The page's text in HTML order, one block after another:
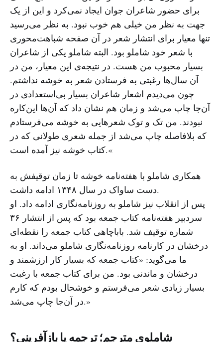
برای حضور شاعران جوان ایجاد نمی‌کرد و این از یک
جهت به نظر من خیلی هم خوب نبود. به نظر می‌رسید
تنها معیار برای انتشار شعر در آن صفحه شباهت‌محوری
با شعر خود شاملو بود. البته شاملو یکی از شاعران
بسیار محبوب من هست. در نتیجه‌ی این معیار، من در
آن سال‌ها رغبتی به فرستادن شعر به خوشه نداشتم.
چون می‌دیدم اشعار شاعران بسیار بی‌استعدادی در
آن‌جا چاپ می‌شد و زمان هم نشان داد که آن‌ها این‌کاره
نبودند. من تک و توک شعرهایی به خوشه می‌فرستادم
که بلافاصله چاپ می‌شد از جمله شعری طولانی که در
کتاب خوشه نیز آمده است.‌«
همکاری شاملو با هفته‌نامه‌‌ خوشه تا زمان توقیفش به
دست ساواک در سال ۱۳۴۸ ادامه داشت.
پس از انقلاب نیز شاملو به روزنامه‌نگاری ادامه داد. او
سردبیر هفته‌نامه‌ کتاب جمعه بود که پس از انتشار ۳۶
شماره توقیف شد. باباچاهی کتاب جمعه را نقطه‌ای
درخشان در کارنامه روزنامه‌نگاری شاملو می‌داند. او به
ما می‌گوید: «‌کتاب جمعه که بسیار کار ارزشمند و
درخشان و ماندنی بود. من برای کتاب جمعه با رغبت
بسیار زیادی شعر می‌فرستم و خوشحال بودم که کارم
در آن‌جا چاپ می‌شد.»
شاملوی مترجم؛ ترجمه یا بازآفرینی؟